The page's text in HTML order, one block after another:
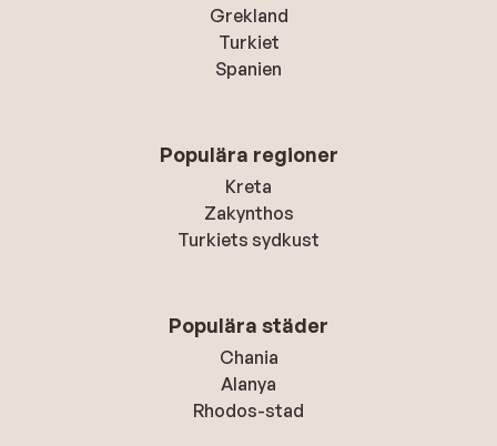
Grekland
Turkiet
Spanien
Populära regioner
Kreta
Zakynthos
Turkiets sydkust
Populära städer
Chania
Alanya
Rhodos-stad